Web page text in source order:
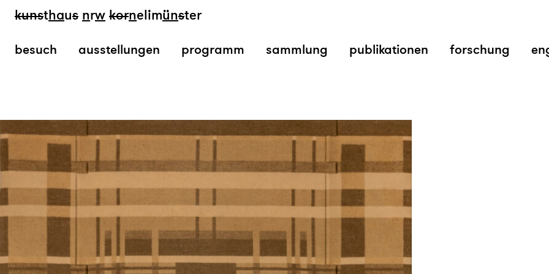
kunsthaus nrw kornelimünster
besuch ausstellungen programm sammlung publikationen forschung